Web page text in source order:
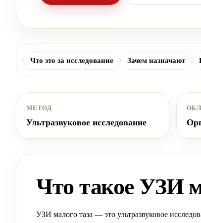
Что это за исследование Зачем назначают
МЕТОД
Ультразвуковое исследование
Что такое УЗИ
УЗИ малого таза — это ультразвуковое